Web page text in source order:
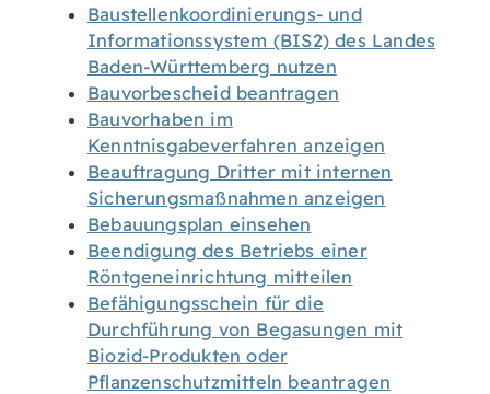
Baustellenkoordinierungs- und
Informationssystem (BIS2) des Landes
Baden-Württemberg nutzen
Bauvorbescheid beantragen
Bauvorhaben im
Kenntnisgabeverfahren anzeigen
Beauftragung Dritter mit internen
Sicherungsmaßnahmen anzeigen
Bebauungsplan einsehen
Beendigung des Betriebs einer
Röntgeneinrichtung mitteilen
Befähigungsschein für die
Durchführung von Begasungen mit
Biozid-Produkten oder
Pflanzenschutzmitteln beantragen